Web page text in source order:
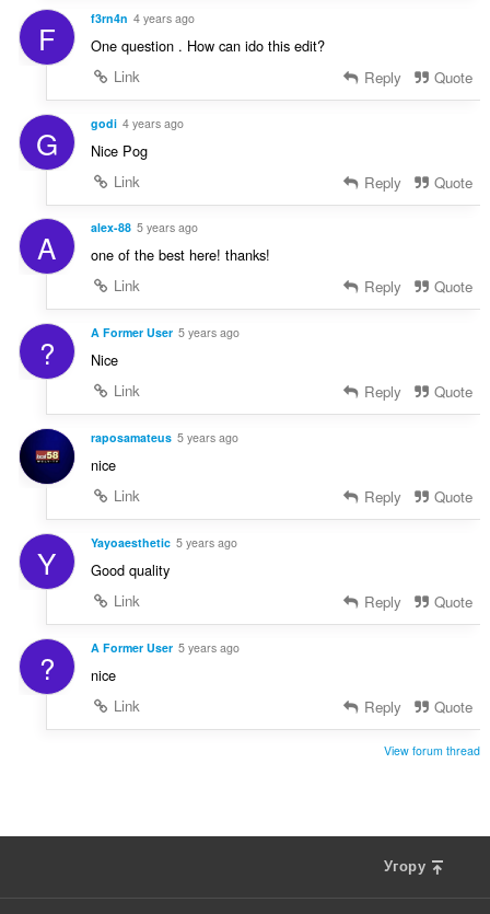
F f3rn4n 4 years ago
One question . How can ido this edit?
Link
Reply Quote
G godi 4 years ago
Nice Pog
Link
Reply Quote
A alex-88 5 years ago
one of the best here! thanks!
Link
Reply Quote
? A Former User 5 years ago
Nice
Link
Reply Quote
raposamateus 5 years ago
nice
Link
Reply Quote
Y Yayoaesthetic 5 years ago
Good quality
Link
Reply Quote
? A Former User 5 years ago
nice
Link
Reply Quote
View forum thread
Угору